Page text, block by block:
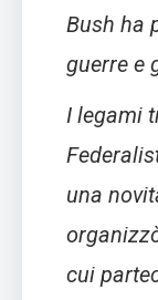
Bush ha
guerre e
I legami
una
cui